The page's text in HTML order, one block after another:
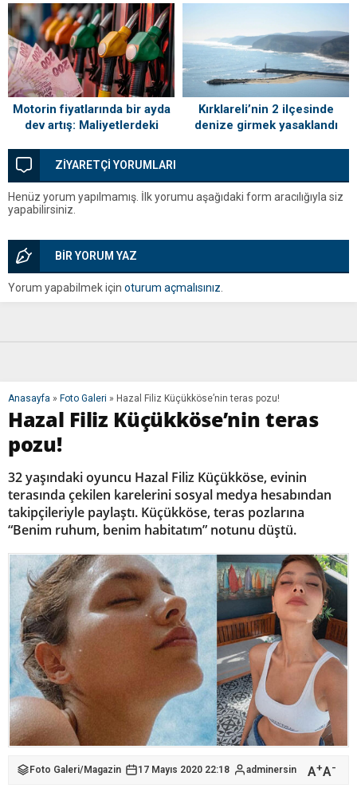
Sahiplerini Buldu!
Motorin fiyatlarında bir ayda
dev artış: Maliyetlerdeki
Kırklareli’nin 2 ilçesinde
denize girmek yasaklandı
ZİYARETÇİ YORUMLARI
Henüz yorum yapılmamış. İlk yorumu aşağıdaki form aracılığıyla siz
yapabilirsiniz.
BİR YORUM YAZ
Yorum yapabilmek için oturum açmalısınız.
Anasayfa » Foto Galeri » Hazal Filiz Küçükköse’nin teras pozu!
Hazal Filiz Küçükköse’nin teras
pozu!
32 yaşındaki oyuncu Hazal Filiz Küçükköse, evinin
terasında çekilen karelerini sosyal medya hesabından
takipçileriyle paylaştı. Küçükköse, teras pozlarına
“Benim ruhum, benim habitatım” notunu düştü.
Foto Galeri/Magazin 17 Mayıs 2020 22:18 adminersin A+A-